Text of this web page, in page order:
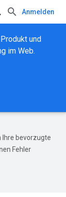
Anmelden
und
im Web.
Ihre bevorzugte
Fehler